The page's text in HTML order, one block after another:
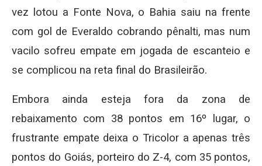
vez lotou a Fonte Nova, o Bahia saiu na frente
com gol de Everaldo cobrando pênalti, mas num
vacilo sofreu empate em jogada de escanteio e
se complicou na reta final do Brasileirão.
Embora ainda esteja fora da zona de
rebaixamento com 38 pontos em 16º lugar, o
frustrante empate deixa o Tricolor a apenas três
pontos do Goiás, porteiro do Z-4, com 35 pontos,